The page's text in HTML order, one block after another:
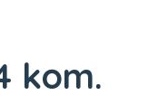
kom.